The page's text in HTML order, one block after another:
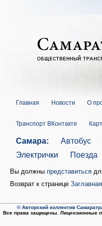
Главная Новости О
Транспорт ВКонтакте
Самара: Автобус
Электрички
Поезда
Вы должны представиться
Возврат к странице
© Авторский коллектив
Все права защищены. Лицензионные